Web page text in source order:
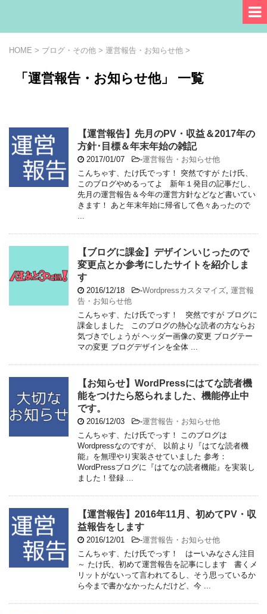
HOME > ブログ・その他 > 運営報告・お知らせ他 >
「運営報告・お知らせ他」 一覧
【運営報告】先月のPV・収益＆2017年の
方針･目標＆年末年始の雑記
2017/01/07 -運営報告・お知らせ他
こんちゃす、たけ氏でっす！ 突然ですが たけ氏、
このブログやめるってよ 新年１発目の記事だし、
先月の運営報告＆今年の運営方針などなど書いてい
きます！ あと年末年始に帰省して色々あったので
【ブログに課金】デザインいじったので
変更点とか参考にしたサイトを紹介しま
す
2016/12/18 -Wordpressカスタマイズ 運営報
告・お知らせ他
こんちゃす、たけ氏でっす！ 突然ですが ブログに
課金しました このブログの熱心な読者の方ならお
気づきでしょうが ヘッダー画像の変更 ブログテー
マの変更 ブログデザインを全体 ...
【お知らせ】WordPressにはてな読者機
能をつけたら怒られました、機能停止中
です。
2016/12/03 -運営報告・お知らせ他
こんちゃす、たけ氏でっす！ このブログは
Wordpressなのですが、 以前より『はてな読者機
能』を無理やり実装させていました 参考：
WordPressブログに『はてなの読者機能』を実装し
ました！登録 ...
【運営報告】2016年11月、初めてPV・収
益報告をします
2016/12/01 -運営報告・お知らせ他
こんちゃす、たけ氏でっす！ はーいみなさん注目
～ たけ氏、初めて運営報告を記事にします 書くメ
リットがないって言われてるし、そう思っているか
ら今まで書かなかったんだけど、今 ...